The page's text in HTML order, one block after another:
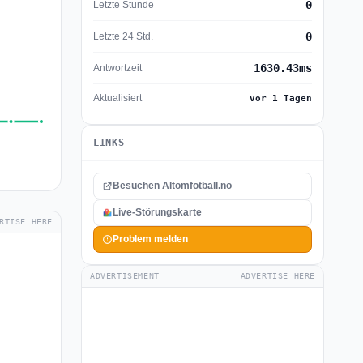
HERE
Letzte Stunde 0
Letzte 24 Std. 0
Antwortzeit 1630.43ms
Aktualisiert vor 1 Tagen
LINKS
Besuchen Altomfotball.no
Live-Störungskarte
Problem melden
ADVERTISEMENT ADVERTISE HERE